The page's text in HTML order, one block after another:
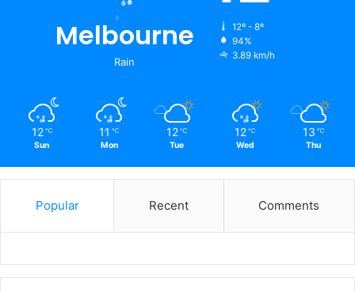
Melbourne
Rain
12º - 8º
94%
3.89 km/h
12 ℃
Sun
11 ℃
Mon
12 ℃
Tue
12 ℃
Wed
13 ℃
Thu
Popular Recent Comments